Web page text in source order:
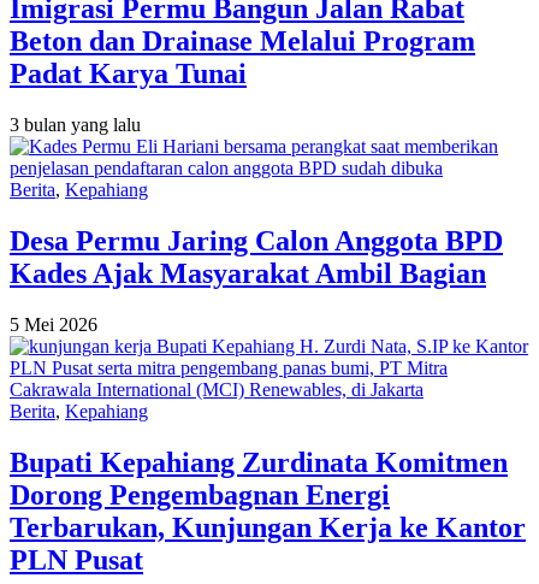
Imigrasi Permu Bangun Jalan Rabat
Beton dan Drainase Melalui Program
Padat Karya Tunai
3 bulan yang lalu
Berita, Kepahiang
Desa Permu Jaring Calon Anggota BPD
Kades Ajak Masyarakat Ambil Bagian
5 Mei 2026
Berita, Kepahiang
Bupati Kepahiang Zurdinata Komitmen
Dorong Pengembagnan Energi
Terbarukan, Kunjungan Kerja ke Kantor
PLN Pusat